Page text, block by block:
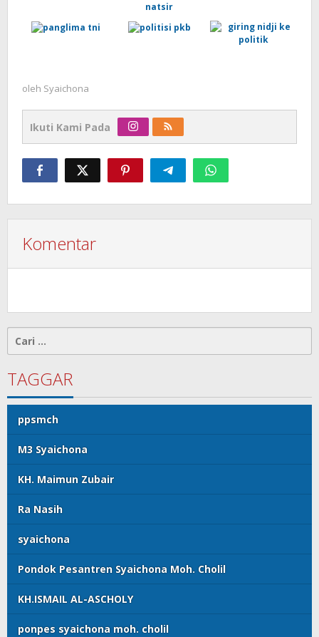
oleh Syaichona
Ikuti Kami Pada
Komentar
untuk:
TAGGAR
ppsmch
M3 Syaichona
KH. Maimun Zubair
Ra Nasih
syaichona
Pondok Pesantren Syaichona Moh. Cholil
KH.ISMAIL AL-ASCHOLY
ponpes syaichona moh. cholil